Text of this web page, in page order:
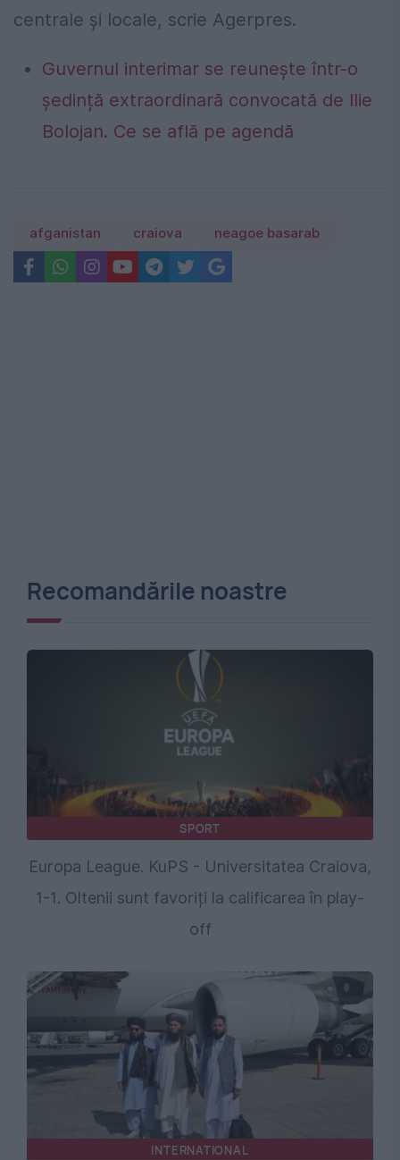
centrale și locale, scrie Agerpres.
Guvernul interimar se reunește într-o
ședință extraordinară convocată de Ilie
Bolojan. Ce se află pe agendă
afganistan craiova neagoe basarab
Recomandările noastre
SPORT
Europa League. KuPS - Universitatea Craiova,
1-1. Oltenii sunt favoriți la calificarea în play-
off
INTERNATIONAL